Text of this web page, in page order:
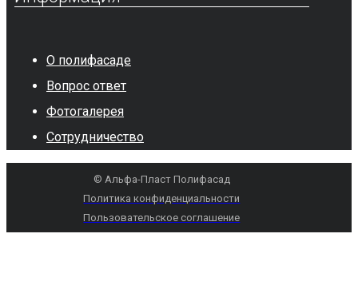
О полифасаде
Вопрос ответ
Фотогалерея
Сотрудничество
© Альфа-Пласт Полифасад
Политика конфиденциальности
Пользовательское соглашение